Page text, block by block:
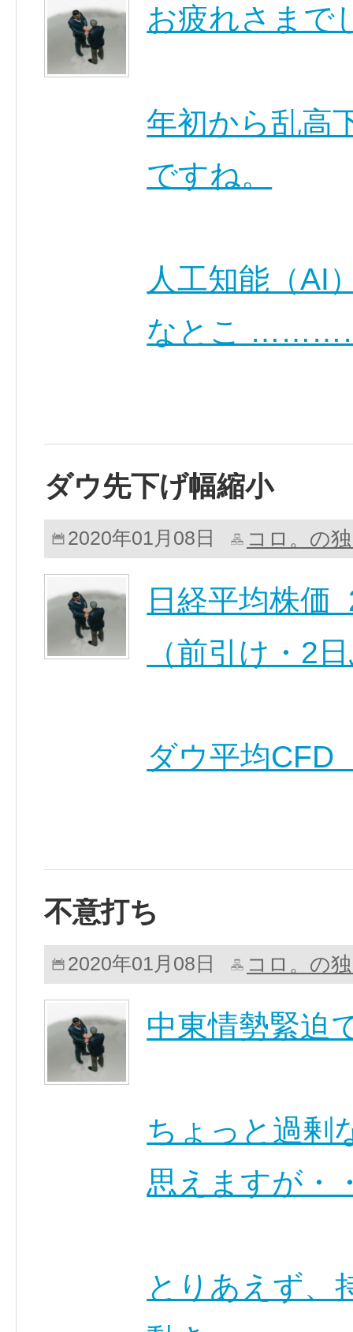
お疲れさまで
年初から乱高
ですね。
人工知能（AI
なとこ
ダウ先下げ幅縮小
2020年01月08日 コロ。の
日経平均株価
（前引け・2
ダウ平均
不意打ち
2020年01月08日 コロ。の
中東情勢緊迫
ちょっと過剰
思えますが・
とりあえず、